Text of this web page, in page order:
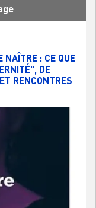
NAÎTRE : CE QUE
DE
RENCONTRES